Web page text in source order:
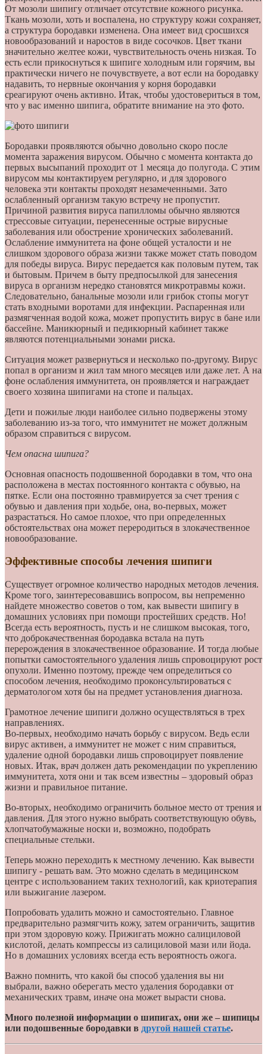
От мозоли шипигу отличает отсутствие кожного рисунка.
Ткань мозоли, хоть и воспалена, но структуру кожи сохраняет,
а структура бородавки изменена. Она имеет вид сросшихся
новообразований и наростов в виде сосочков. Цвет ткани
значительно желтее кожи, чувствительность очень низкая. То
есть если прикоснуться к шипиге холодным или горячим, вы
практически ничего не почувствуете, а вот если на бородавку
надавить, то нервные окончания у корня бородавки
среагируют очень активно. Итак, чтобы удостовериться в том,
что у вас именно шипига, обратите внимание на это фото.
Бородавки проявляются обычно довольно скоро после
момента заражения вирусом. Обычно с момента контакта до
первых высыпаний проходит от 1 месяца до полугода. С этим
вирусом мы контактируем регулярно, и для здорового
человека эти контакты проходят незамеченными. Зато
ослабленный организм такую встречу не пропустит.
Причиной развития вируса папилломы обычно являются
стрессовые ситуации, перенесенные острые вирусные
заболевания или обострение хронических заболеваний.
Ослабление иммунитета на фоне общей усталости и не
слишком здорового образа жизни также может стать поводом
для победы вируса. Вирус передается как половым путем, так
и бытовым. Причем в быту предпосылкой для занесения
вируса в организм нередко становятся микротравмы кожи.
Следовательно, банальные мозоли или грибок стопы могут
стать входными воротами для инфекции. Распаренная или
размягченная водой кожа, может пропустить вирус в бане или
бассейне. Маникюрный и педикюрный кабинет также
являются потенциальными зонами риска.
Ситуация может развернуться и несколько по-другому. Вирус
попал в организм и жил там много месяцев или даже лет. А на
фоне ослабления иммунитета, он проявляется и награждает
своего хозяина шипигами на стопе и пальцах.
Дети и пожилые люди наиболее сильно подвержены этому
заболеванию из-за того, что иммунитет не может должным
образом справиться с вирусом.
Чем опасна шипига?
Основная опасность подошвенной бородавки в том, что она
расположена в местах постоянного контакта с обувью, на
пятке. Если она постоянно травмируется за счет трения с
обувью и давления при ходьбе, она, во-первых, может
разрастаться. Но самое плохое, что при определенных
обстоятельствах она может переродиться в злокачественное
новообразование.
Эффективные способы лечения шипиги
Существует огромное количество народных методов лечения.
Кроме того, заинтересовавшись вопросом, вы непременно
найдете множество советов о том, как вывести шипигу в
домашних условиях при помощи простейших средств. Но!
Всегда есть вероятность, пусть и не слишком высокая, того,
что доброкачественная бородавка встала на путь
перерождения в злокачественное образование. И тогда любые
попытки самостоятельного удаления лишь спровоцируют рост
опухоли. Именно поэтому, прежде чем определиться со
способом лечения, необходимо проконсультироваться с
дерматологом хотя бы на предмет установления диагноза.
Грамотное лечение шипиги должно осуществляться в трех
направлениях.
Во-первых, необходимо начать борьбу с вирусом. Ведь если
вирус активен, а иммунитет не может с ним справиться,
удаление одной бородавки лишь спровоцирует появление
новых. Итак, врач должен дать рекомендации по укреплению
иммунитета, хотя они и так всем известны – здоровый образ
жизни и правильное питание.
Во-вторых, необходимо ограничить больное место от трения и
давления. Для этого нужно выбрать соответствующую обувь,
хлопчатобумажные носки и, возможно, подобрать
специальные стельки.
Теперь можно переходить к местному лечению. Как вывести
шипигу - решать вам. Это можно сделать в медицинском
центре с использованием таких технологий, как криотерапия
или выжигание лазером.
Попробовать удалить можно и самостоятельно. Главное
предварительно размягчить кожу, затем ограничить, защитив
при этом здоровую кожу. Прижигать можно салициловой
кислотой, делать компрессы из салициловой мази или йода.
Но в домашних условиях всегда есть вероятность ожога.
Важно помнить, что какой бы способ удаления вы ни
выбрали, важно оберегать место удаления бородавки от
механических травм, иначе она может вырасти снова.
Много полезной информации о шипигах, они же – шипицы
или подошвенные бородавки в другой нашей статье.